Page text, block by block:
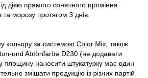
дією прямого сонячного проміння.
та морозу протягом 3 днів.
кольору за системою Color Mix, також
und Abtönfarbe D230 (не додавати
площину наносити штукатурку має один
змішати продукцію із різних партій